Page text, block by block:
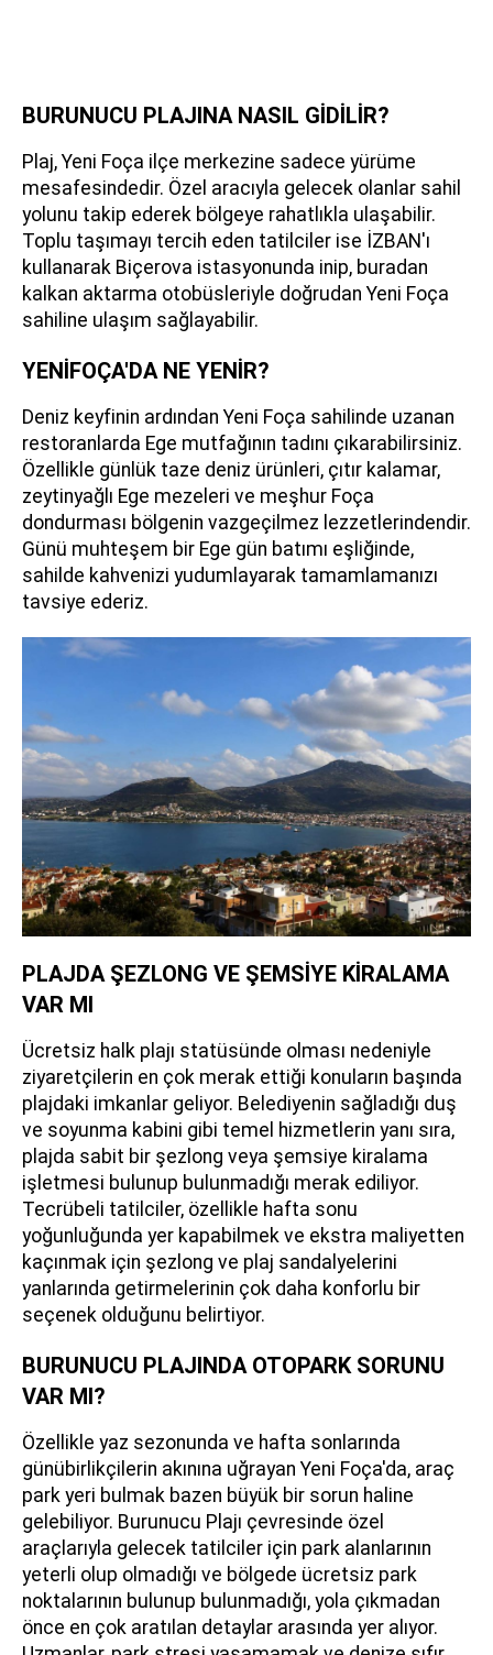
BURUNUCU PLAJINA NASIL GİDİLİR?
Plaj, Yeni Foça ilçe merkezine sadece yürüme
mesafesindedir. Özel aracıyla gelecek olanlar sahil
yolunu takip ederek bölgeye rahatlıkla ulaşabilir.
Toplu taşımayı tercih eden tatilciler ise İZBAN'ı
kullanarak Biçerova istasyonunda inip, buradan
kalkan aktarma otobüsleriyle doğrudan Yeni Foça
sahiline ulaşım sağlayabilir.
YENİFOÇA'DA NE YENİR?
Deniz keyfinin ardından Yeni Foça sahilinde uzanan
restoranlarda Ege mutfağının tadını çıkarabilirsiniz.
Özellikle günlük taze deniz ürünleri, çıtır kalamar,
zeytinyağlı Ege mezeleri ve meşhur Foça
dondurması bölgenin vazgeçilmez lezzetlerindendir.
Günü muhteşem bir Ege gün batımı eşliğinde,
sahilde kahvenizi yudumlayarak tamamlamanızı
tavsiye ederiz.
PLAJDA ŞEZLONG VE ŞEMSİYE KİRALAMA
VAR MI
Ücretsiz halk plajı statüsünde olması nedeniyle
ziyaretçilerin en çok merak ettiği konuların başında
plajdaki imkanlar geliyor. Belediyenin sağladığı duş
ve soyunma kabini gibi temel hizmetlerin yanı sıra,
plajda sabit bir şezlong veya şemsiye kiralama
işletmesi bulunup bulunmadığı merak ediliyor.
Tecrübeli tatilciler, özellikle hafta sonu
yoğunluğunda yer kapabilmek ve ekstra maliyetten
kaçınmak için şezlong ve plaj sandalyelerini
yanlarında getirmelerinin çok daha konforlu bir
seçenek olduğunu belirtiyor.
BURUNUCU PLAJINDA OTOPARK SORUNU
VAR MI?
Özellikle yaz sezonunda ve hafta sonlarında
günübirlikçilerin akınına uğrayan Yeni Foça'da, araç
park yeri bulmak bazen büyük bir sorun haline
gelebiliyor. Burunucu Plajı çevresinde özel
araçlarıyla gelecek tatilciler için park alanlarının
yeterli olup olmadığı ve bölgede ücretsiz park
noktalarının bulunup bulunmadığı, yola çıkmadan
önce en çok aratılan detaylar arasında yer alıyor.